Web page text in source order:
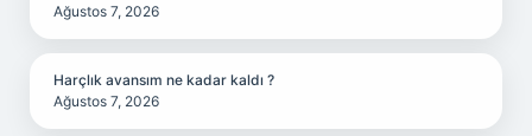
Ağustos 7, 2026
Harçlık avansım ne kadar kaldı ?
Ağustos 7, 2026